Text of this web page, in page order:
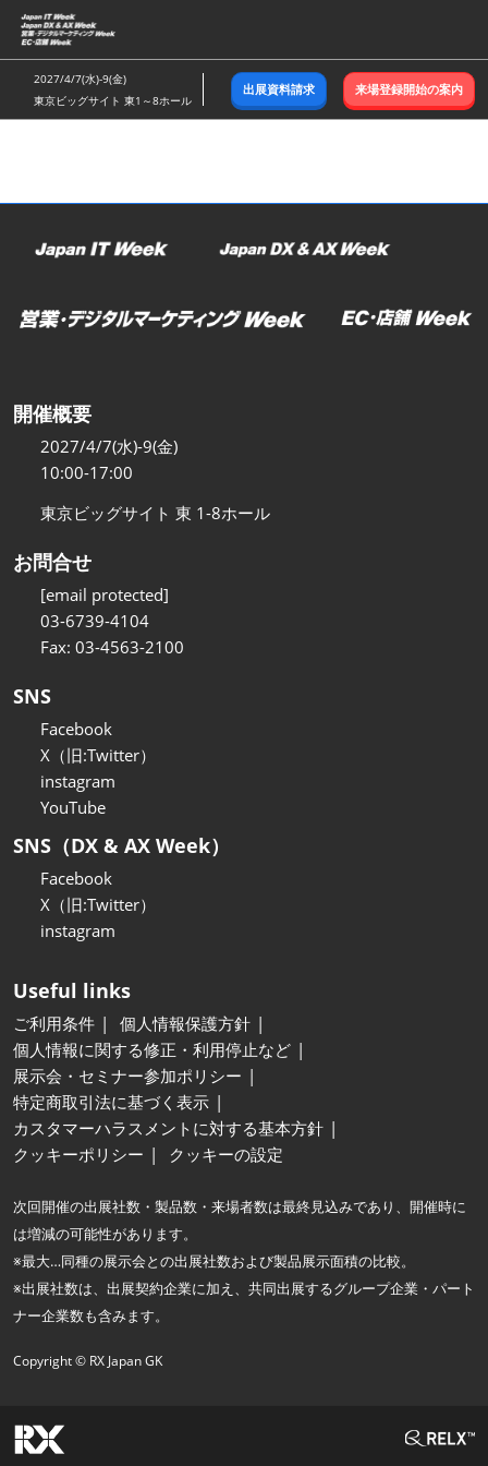
ス
キ
ッ
し
む
2027/4/7(水)-9(金)
東京ビッグサイト 東1～8ホール
出展資料請求 来場登録開始の案内
開催概要
2027/4/7(水)-9(金)
10:00-17:00
東京ビッグサイト 東 1-8ホール
お問合せ
[email protected]
03-6739-4104
Fax: 03-4563-2100
SNS
Facebook
X（旧:Twitter）
instagram
YouTube
SNS（DX & AX Week）
Facebook
X（旧:Twitter）
instagram
Useful links
ご利用条件
個人情報保護方針
個人情報に関する修正・利用停止など
展示会・セミナー参加ポリシー
特定商取引法に基づく表示
カスタマーハラスメントに対する基本方針
クッキーポリシー
クッキーの設定
次回開催の出展社数・製品数・来場者数は最終見込みであり、開催時に
は増減の可能性があります。
※最大…同種の展示会との出展社数および製品展示面積の比較。
※出展社数は、出展契約企業に加え、共同出展するグループ企業・パート
ナー企業数も含みます。
Copyright © RX Japan GK